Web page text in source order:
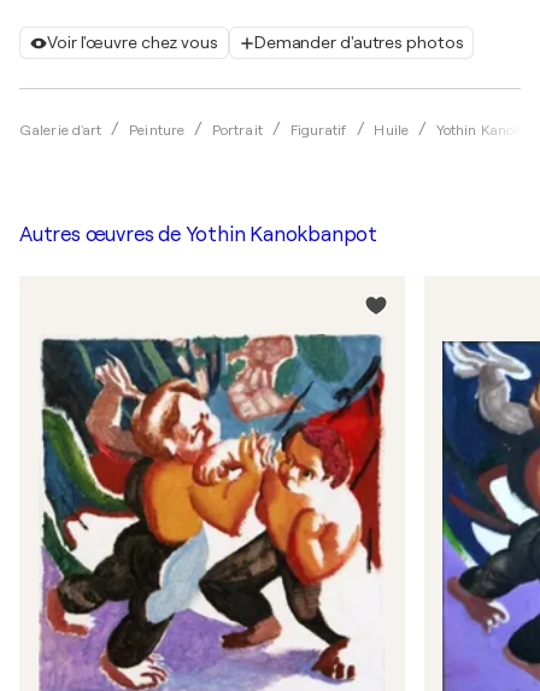
Voir l'œuvre chez vous Demander d'autres photos
Galerie d'art Peinture Portrait Figuratif Huile Yothin
Autres œuvres de Yothin Kanokbanpot